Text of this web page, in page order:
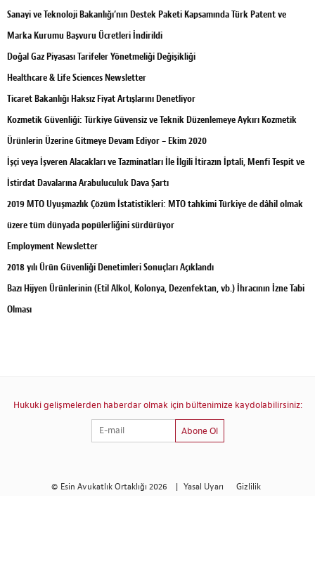
Sanayi ve Teknoloji Bakanlığı’nın Destek Paketi Kapsamında Türk Patent ve
Marka Kurumu Başvuru Ücretleri İndirildi
Doğal Gaz Piyasası Tarifeler Yönetmeliği Değişikliği
Healthcare & Life Sciences Newsletter
Ticaret Bakanlığı Haksız Fiyat Artışlarını Denetliyor
Kozmetik Güvenliği: Türkiye Güvensiz ve Teknik Düzenlemeye Aykırı Kozmetik
Ürünlerin Üzerine Gitmeye Devam Ediyor – Ekim 2020
İşçi veya İşveren Alacakları ve Tazminatları İle İlgili İtirazın İptali, Menfi Tespit ve
İstirdat Davalarına Arabuluculuk Dava Şartı
2019 MTO Uyuşmazlık Çözüm İstatistikleri: MTO tahkimi Türkiye de dâhil olmak
üzere tüm dünyada popülerliğini sürdürüyor
Employment Newsletter
2018 yılı Ürün Güvenliği Denetimleri Sonuçları Açıklandı
Bazı Hijyen Ürünlerinin (Etil Alkol, Kolonya, Dezenfektan, vb.) İhracının İzne Tabi
Olması
Hukuki gelişmelerden haberdar olmak için bültenimize kaydolabilirsiniz:
Abone Ol
© Esin Avukatlık Ortaklığı 2026 | Yasal Uyarı Gizlilik